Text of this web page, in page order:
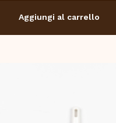
Aggiungi al carrello